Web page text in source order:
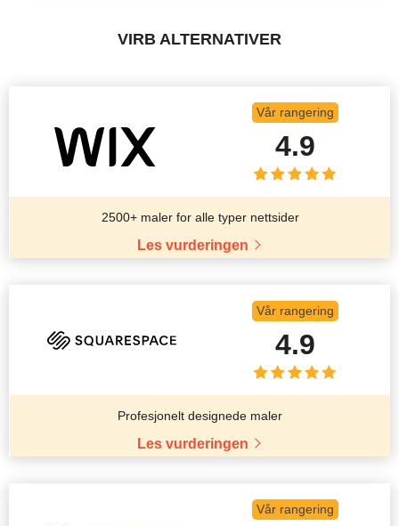
VIRB ALTERNATIVER
Vår rangering
4.9
2500+ maler for alle typer nettsider
Les vurderingen
Vår rangering
4.9
Profesjonelt designede maler
Les vurderingen
Vår rangering